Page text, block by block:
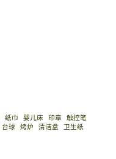
纸巾 婴儿床 印章
触控笔
台球 烤炉 清洁盒
卫生纸